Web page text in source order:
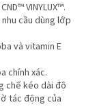
VINYLUX™.
cầu dùng lớp
và vitamin E
chính xác.
chế kéo dài độ
tác động của